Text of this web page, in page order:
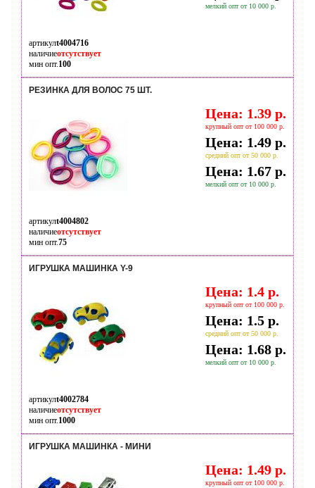
мелкий опт от 10 000 р.
артикулt4004716
наличиеотсутствует
мин опт.100
РЕЗИНКА ДЛЯ ВОЛОС 75 ШТ.
Цена: 1.39 р.
крупный опт от 100 000 р.
Цена: 1.49 р.
средний опт от 50 000 р.
Цена: 1.67 р.
мелкий опт от 10 000 р.
артикулt4004802
наличиеотсутствует
мин опт.75
ИГРУШКА МАШИНКА Y-9
Цена: 1.4 р.
крупный опт от 100 000 р.
Цена: 1.5 р.
средний опт от 50 000 р.
Цена: 1.68 р.
мелкий опт от 10 000 р.
артикулt4002784
наличиеотсутствует
мин опт.1000
ИГРУШКА МАШИНКА - МИНИ
Цена: 1.49 р.
крупный опт от 100 000 р.